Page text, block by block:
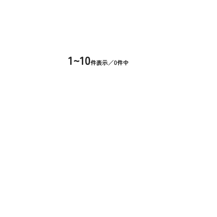
1~10件表示／0件中